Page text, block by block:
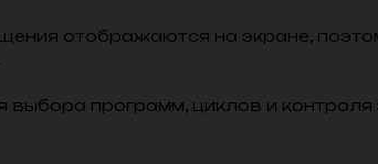
отображаются на экране,
программ, циклов и контроля